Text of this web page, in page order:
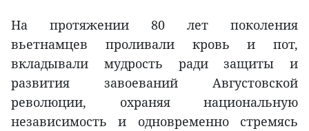
На протяжении 80 лет поколения
вьетнамцев проливали кровь и пот,
вкладывали мудрость ради защиты и
развития завоеваний Августовской
революции, охраняя национальную
независимость и одновременно стремясь